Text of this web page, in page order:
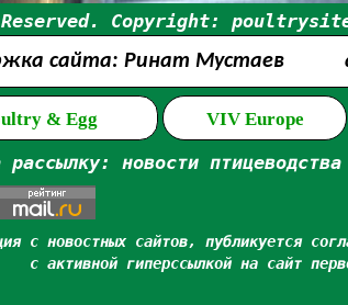
Copyright:
сайта: Ринат Мустаев
& Egg VIV Europe
рассылку: новости
с новостных сайтов, публикуется
с активной гиперссылкой на сайт